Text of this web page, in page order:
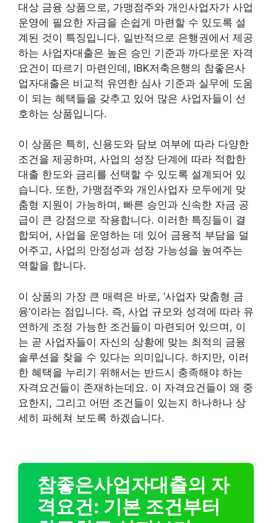
대상 금융 상품으로, 가맹점주와 개인사업자가 사업
운영에 필요한 자금을 손쉽게 마련할 수 있도록 설
계된 것이 특징입니다. 일반적으로 은행권에서 제공
하는 사업자대출은 높은 승인 기준과 까다로운 자격
요건이 따르기 마련인데, IBK저축은행의 참좋은사
업자대출은 비교적 유연한 심사 기준과 실무에 도움
이 되는 혜택들을 갖추고 있어 많은 사업자들이 선
호하는 상품입니다.
이 상품은 특히, 신용도와 담보 여부에 따라 다양한
조건을 제공하며, 사업의 성장 단계에 따라 적합한
대출 한도와 금리를 선택할 수 있도록 설계되어 있
습니다. 또한, 가맹점주와 개인사업자 모두에게 맞
춤형 지원이 가능하며, 빠른 승인과 신속한 자금 공
급이 큰 강점으로 작용합니다. 이러한 특징들이 결
합되어, 사업을 운영하는 데 있어 금융적 부담을 덜
어주고, 사업의 안정성과 성장 가능성을 높여주는
역할을 합니다.
이 상품의 가장 큰 매력은 바로, ‘사업자 맞춤형 금
융’이라는 점입니다. 즉, 사업 규모와 성격에 따라 유
연하게 조정 가능한 조건들이 마련되어 있으며, 이
는 곧 사업자들이 자신의 상황에 맞는 최적의 금융
솔루션을 찾을 수 있다는 의미입니다. 하지만, 이러
한 혜택을 누리기 위해서는 반드시 충족해야 하는
자격요건들이 존재하는데요. 이 자격요건들이 왜 중
요한지, 그리고 어떤 조건들이 있는지 하나하나 상
세히 파헤쳐 보도록 하겠습니다.
참좋은사업자대출의 자
격요건: 기본 조건부터